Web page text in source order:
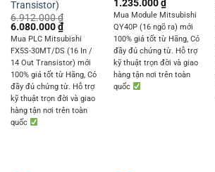
Transistor)
6.912.000₫
Original
price
was:
6.912.000 ₫.
6.080.000₫Current
price
is:
6.080.000 ₫.
Mua PLC Mitsubishi
FX5S-30MT/DS (16 In /
14 Out Transistor) mới
100% giá tốt từ Hãng, Có
đầy đủ chứng từ. Hỗ trợ
kỹ thuật trọn đời và giao
hàng tận nơi trên toàn
quốc
Original
price
was:
1.404.000 ₫.
1.235.000₫
price
is:
1.235.000
Mua Module Mitsubishi
QY40P (16 ngõ ra) mới
100% giá tốt từ Hãng, Có
đầy đủ chứng từ. Hỗ trợ
kỹ thuật trọn đời và giao
hàng tận nơi trên toàn
quốc